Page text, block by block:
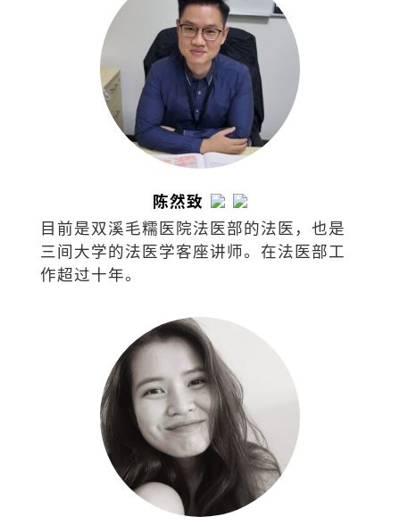
陈然致
目前是双溪毛糯医院法医部的法医，也是
三间大学的法医学客座讲师。在法医部工
作超过十年。